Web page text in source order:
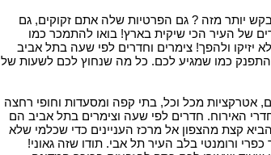
יותר מזה ? גם הפרטיות שלה אתם זקוקים, גם
של העיר הכי שיקית בארץ! בואו להתמכר כמו
יזיקו ולהפך! צימרים וחדרים לפי שעה בתל אביב
כמו שמגיע לכם. כל מה שנחוץ לכם לשעות של
אטרקציות מכל וכל, בתי קפה ומסעדות וחופי רחצה
האירוח. חדרים לפי שעה וצימרים בתל אביב הם
קצת מהצפון אל מרכז העניינים כדי שכלמי שלא
כפרי ורומנטי בלב העיר תל אבי. תודו שזה גאוני!